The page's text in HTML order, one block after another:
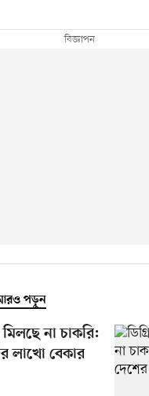
আরও পড়ুন
না চাকরি:
লাখো বেকার